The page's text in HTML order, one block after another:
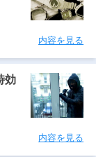
内容を見る
効
内容を見る